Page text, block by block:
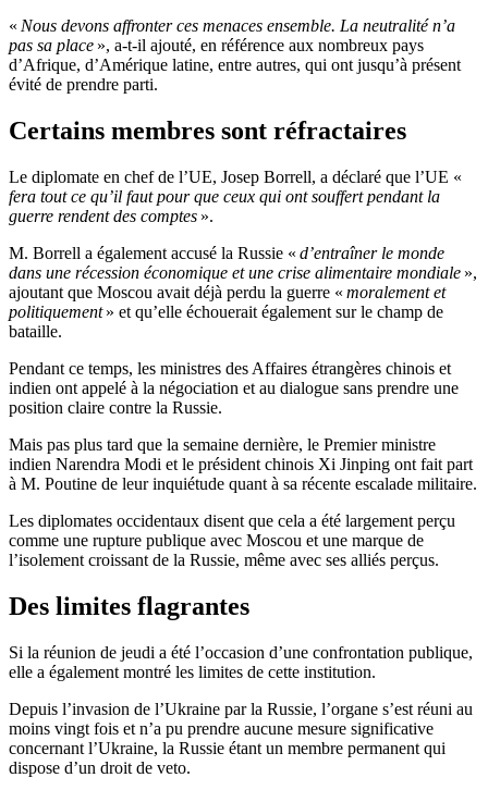
« Nous devons affronter ces menaces ensemble. La neutralité n’a
pas sa place », a-t-il ajouté, en référence aux nombreux pays
d’Afrique, d’Amérique latine, entre autres, qui ont jusqu’à présent
évité de prendre parti.
Certains membres sont réfractaires
Le diplomate en chef de l’UE, Josep Borrell, a déclaré que l’UE «
fera tout ce qu’il faut pour que ceux qui ont souffert pendant la
guerre rendent des comptes ».
M. Borrell a également accusé la Russie « d’entraîner le monde
dans une récession économique et une crise alimentaire mondiale »,
ajoutant que Moscou avait déjà perdu la guerre « moralement et
politiquement» et qu’elle échouerait également sur le champ de
bataille.
Pendant ce temps, les ministres des Affaires étrangères chinois et
indien ont appelé à la négociation et au dialogue sans prendre une
position claire contre la Russie.
Mais pas plus tard que la semaine dernière, le Premier ministre
indien Narendra Modi et le président chinois Xi Jinping ont fait part
à M. Poutine de leur inquiétude quant à sa récente escalade militaire.
Les diplomates occidentaux disent que cela a été largement perçu
comme une rupture publique avec Moscou et une marque de
l’isolement croissant de la Russie, même avec ses alliés perçus.
Des limites flagrantes
Si la réunion de jeudi a été l’occasion d’une confrontation publique,
elle a également montré les limites de cette institution.
Depuis l’invasion de l’Ukraine par la Russie, l’organe s’est réuni au
moins vingt fois et n’a pu prendre aucune mesure significative
concernant l’Ukraine, la Russie étant un membre permanent qui
dispose d’un droit de veto.